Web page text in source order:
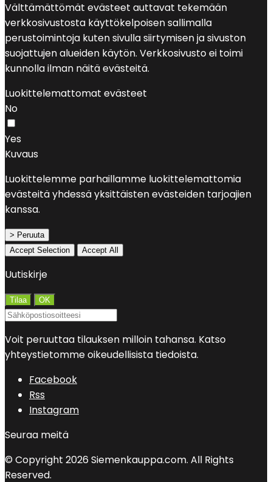
Välttämättömät evästeet auttavat tekemään
verkkosivustosta käyttökelpoisen sallimalla
perustoimintoja kuten sivulla siirtymisen ja sivuston
suojattujen alueiden käytön. Verkkosivusto ei toimi
kunnolla ilman näitä evästeitä.
Luokittelemattomat evästeet
No
Yes
Kuvaus
Luokittelemme parhaillamme luokittelemattomia
evästeitä yhdessä yksittäisten evästeiden tarjoajien
kanssa.
> Peruuta
Accept Selection
Accept All
Uutiskirje
Voit peruuttaa tilauksen milloin tahansa. Katso
yhteystietomme oikeudellisista tiedoista.
Facebook
Rss
Instagram
Seuraa meitä
© Copyright 2026 Siemenkauppa.com. All Rights
Reserved.